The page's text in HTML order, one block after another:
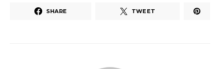
SHARE TWEET